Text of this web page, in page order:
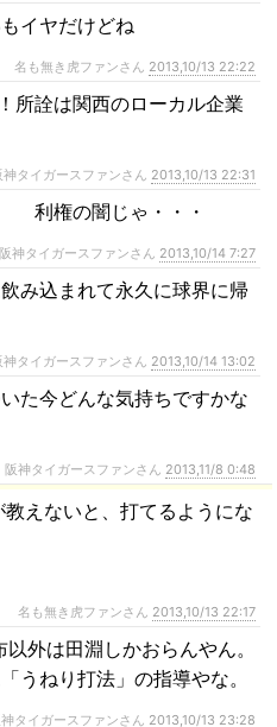
イヤだけどね
名も無き虎ファンさん 2013,10/13 22:22
所詮は関西のローカル企業
タイガースファンさん 2013,10/13 22:31
利権の闇じゃ・・・
神タイガースファンさん 2013,10/14 7:27
み込まれて永久に球界に帰
タイガースファンさん 2013,10/14 13:02
た今どんな気持ちですかな
阪神タイガースファンさん 2013,11/8 0:48
えないと、打てるようにな
名も無き虎ファンさん 2013,10/13 22:17
外は田淵しかおらんやん。
うねり打法」の指導やな。
タイガースファンさん 2013,10/13 23:28